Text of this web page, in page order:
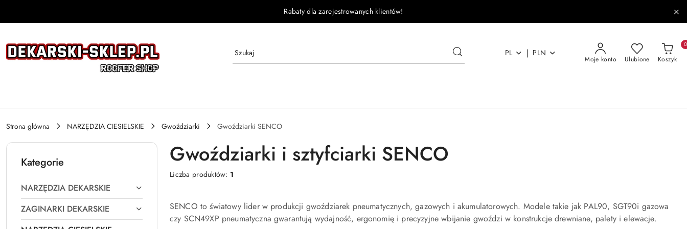
Rabaty dla zarejestrowanych klientów!
PL | PLN
Moje konto Ulubione Koszyk
0
Strona główna NARZĘDZIA CIESIELSKIE Gwoździarki Gwoździarki SENCO
Kategorie
NARZĘDZIA DEKARSKIE
ZAGINARKI DEKARSKIE
Gwoździarki i sztyfciarki SENCO
Liczba produktów: 1
SENCO to światowy lider w produkcji gwoździarek pneumatycznych, gazowych i akumulatorowych. Modele takie jak PAL90, SGT90i gazowa
czy SCN49XP pneumatyczna gwarantują wydajność, ergonomię i precyzyjne wbijanie gwoździ w konstrukcje drewniane, palety i elewacje.